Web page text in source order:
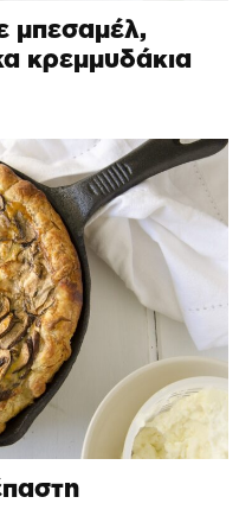
μπεσαμέλ,
κρεμμυδάκια